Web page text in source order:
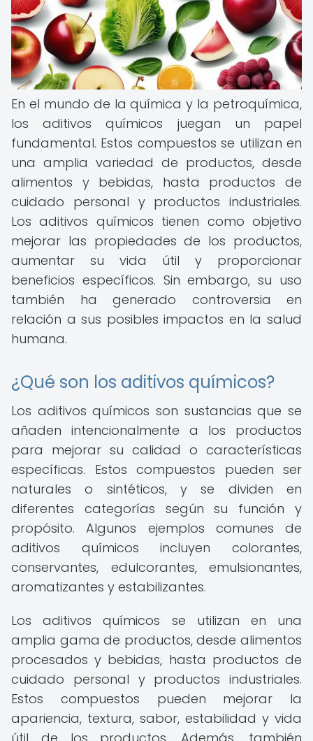
En el mundo de la química y la petroquímica,
los aditivos químicos juegan un papel
fundamental. Estos compuestos se utilizan en
una amplia variedad de productos, desde
alimentos y bebidas, hasta productos de
cuidado personal y productos industriales.
Los aditivos químicos tienen como objetivo
mejorar las propiedades de los productos,
aumentar su vida útil y proporcionar
beneficios específicos. Sin embargo, su uso
también ha generado controversia en
relación a sus posibles impactos en la salud
humana.
¿Qué son los aditivos químicos?
Los aditivos químicos son sustancias que se
añaden intencionalmente a los productos
para mejorar su calidad o características
específicas. Estos compuestos pueden ser
naturales o sintéticos, y se dividen en
diferentes categorías según su función y
propósito. Algunos ejemplos comunes de
aditivos químicos incluyen colorantes,
conservantes, edulcorantes, emulsionantes,
aromatizantes y estabilizantes.
Los aditivos químicos se utilizan en una
amplia gama de productos, desde alimentos
procesados y bebidas, hasta productos de
cuidado personal y productos industriales.
Estos compuestos pueden mejorar la
apariencia, textura, sabor, estabilidad y vida